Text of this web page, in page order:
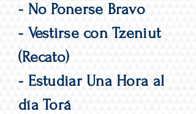
- No Ponerse Bravo
- Vestirse con Tzeniut
(Recato)
- Estudiar Una Hora al
día Torá